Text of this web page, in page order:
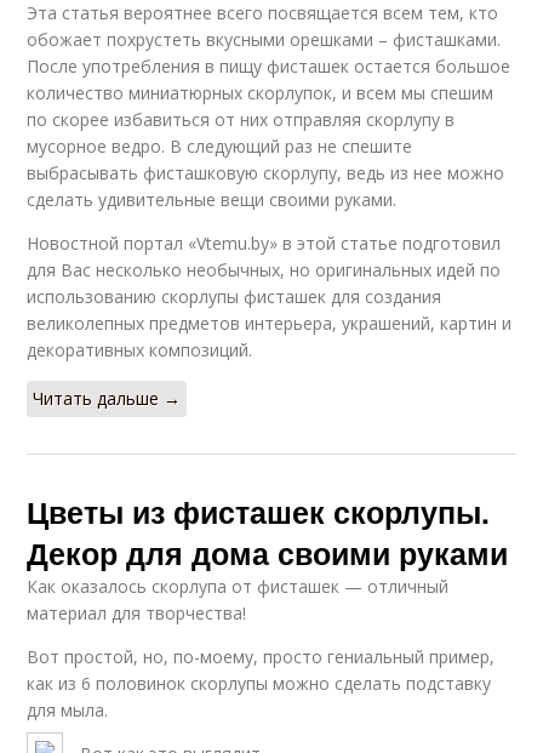
Эта статья вероятнее всего посвящается всем тем, кто
обожает похрустеть вкусными орешками – фисташками.
После употребления в пищу фисташек остается большое
количество миниатюрных скорлупок, и всем мы спешим
по скорее избавиться от них отправляя скорлупу в
мусорное ведро. В следующий раз не спешите
выбрасывать фисташковую скорлупу, ведь из нее можно
сделать удивительные вещи своими руками.
Новостной портал «Vtemu.by» в этой статье подготовил
для Вас несколько необычных, но оригинальных идей по
использованию скорлупы фисташек для создания
великолепных предметов интерьера, украшений, картин и
декоративных композиций.
Читать дальше →
Цветы из фисташек скорлупы.
Декор для дома своими руками
Как оказалось скорлупа от фисташек — отличный
материал для творчества!
Вот простой, но, по-моему, просто гениальный пример,
как из 6 половинок скорлупы можно сделать подставку
для мыла.